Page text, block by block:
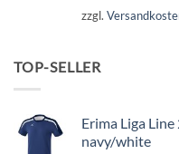
zzgl.
TOP-SELLER
Erima Liga
navy/white